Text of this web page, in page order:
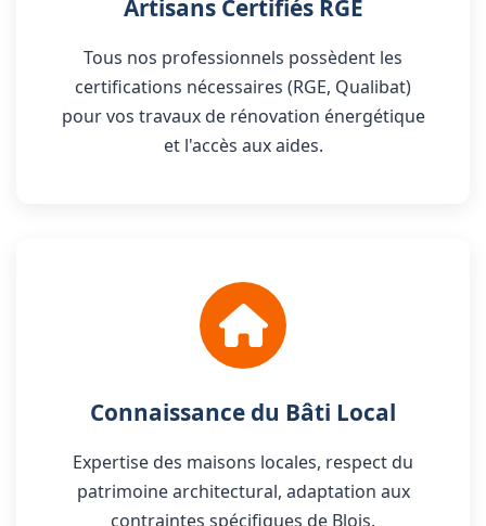
Artisans Certifiés RGE
Tous nos professionnels possèdent les
certifications nécessaires (RGE, Qualibat)
pour vos travaux de rénovation énergétique
et l'accès aux aides.
Connaissance du Bâti Local
Expertise des maisons locales, respect du
patrimoine architectural, adaptation aux
contraintes spécifiques de Blois.